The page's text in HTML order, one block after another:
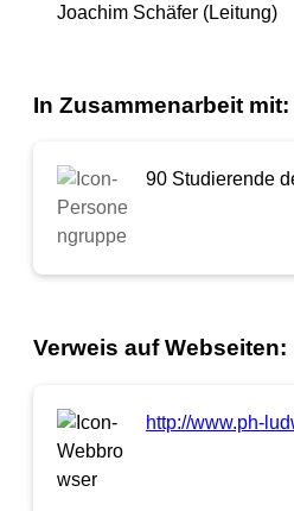
Joachim Schäfer (Leitung)
In Zusammenarbeit mit:
90 Studierende
Verweis auf Webseiten:
http://www.ph-